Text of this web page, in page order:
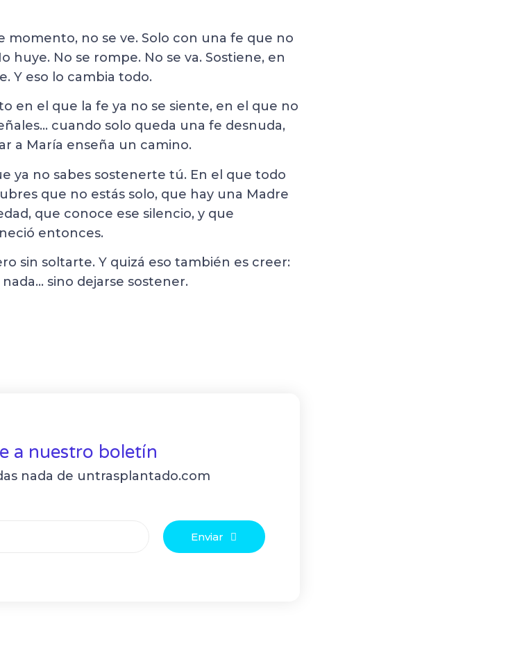
momento, no se ve. Solo con una fe que no
huye. No se rompe. No se va. Sostiene, en
Y eso lo cambia todo.
en el que la fe ya no se siente, en el que no
cuando solo queda una fe desnuda,
a María enseña un camino.
ya no sabes sostenerte tú. En el que todo
que no estás solo, que hay una Madre
que conoce ese silencio, y que
entonces.
sin soltarte. Y quizá eso también es creer:
sino dejarse sostener.
a nuestro boletín
nada de untrasplantado.com
Enviar